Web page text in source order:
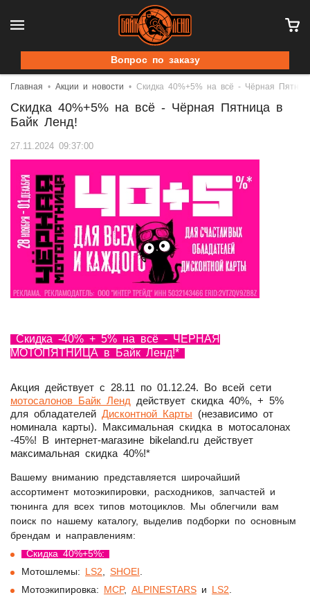
Вопрос по заказу
Главная Акции и новости Скидка 40%+5% на всё - Чёрная
Скидка 40%+5% на всё - Чёрная Пятница в
Байк Ленд!
27.11.2024 09:37:00
Скидка -40% + 5% на всё - ЧЁРНАЯ
МОТОПЯТНИЦА в Байк Ленд!*
Акция действует с 28.11 по 01.12.24. Во всей сети
мотосалонов Байк Ленд действует скидка 40%, + 5%
для обладателей Дисконтной Карты (независимо от
номинала карты). Максимальная скидка в мотосалонах
-45%! В интернет-магазине bikeland.ru действует
максимальная скидка 40%!*
Вашему вниманию представляется широчайший
ассортимент мотоэкипировки, расходников, запчастей и
тюнинга для всех типов мотоциклов. Мы облегчили вам
поиск по нашему каталогу, выделив подборки по основным
брендам и направлениям:
Скидка 40%+5%:
Мотошлемы: LS2 SHOEI
Мотоэкипировка: MCP, ALPINESTARS и LS2